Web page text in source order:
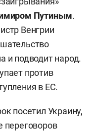
Путиным.
Венгрии
и подводит народ.
против
в ЕС.
посетил Украину,